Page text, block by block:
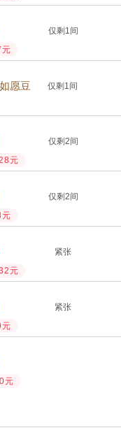
仅剩1间
愿豆 仅剩1间
元
仅剩2间
仅剩2间
元
紧张
紧张
元